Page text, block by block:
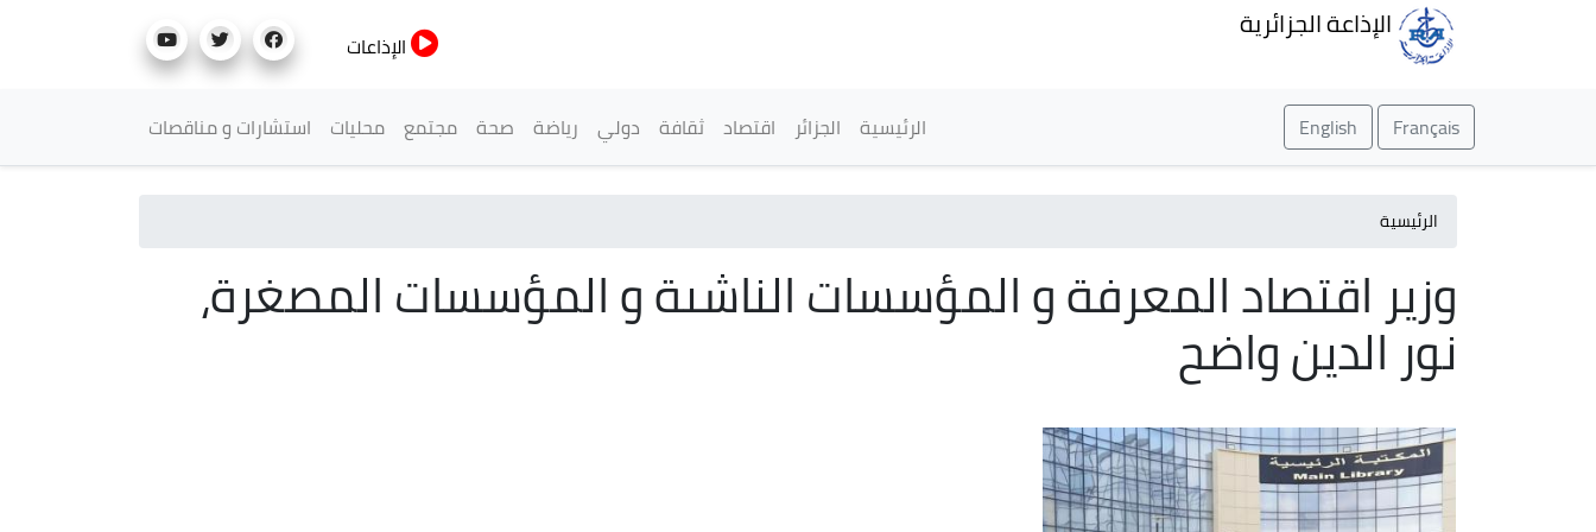
الإذاعة الجزائرية
الإذاعات
Français
English القائمة الرئيسية
الرئيسية الجزائر اقتصاد ثقافة دولي رياضة صحة مجتمع محليات استشارات و مناقصات
الرئيسية
وزير اقتصاد المعرفة و المؤسسات الناشىة و المؤسسات المصغرة،
نور الدين واضح